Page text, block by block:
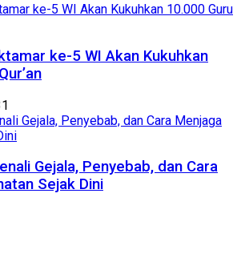
ke-5 WI Akan Kukuhkan
Gejala, Penyebab, dan Cara
Sejak Dini